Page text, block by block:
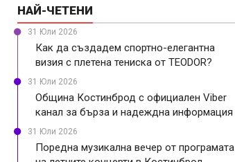
НАЙ-ЧЕТЕНИ
31 Юли 2026
Как да създадем спортно-елегантна
визия с плетена тениска от TEODOR?
31 Юли 2026
Община Костинброд с официален Viber
канал за бърза и надеждна информация
31 Юли 2026
Поредна музикална вечер от програмата